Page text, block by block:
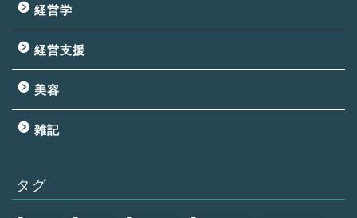
経営学
経営支援
美容
雑記
タグ